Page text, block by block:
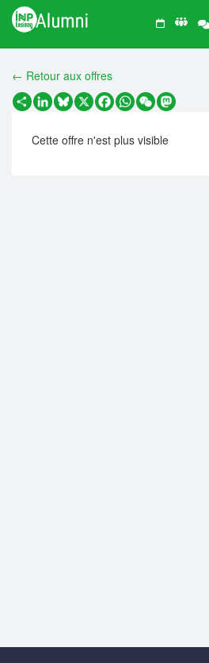
← Retour aux offres
PartagerLinkedIn
Bluesky
X Facebook
WhatsApp
WeChatMastodon
Cette offre n'est plus visible